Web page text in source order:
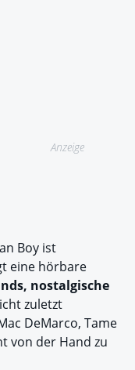
Anzeige
Boy ist
eine hörbare
nostalgische
zuletzt
DeMarco, Tame
von der Hand zu